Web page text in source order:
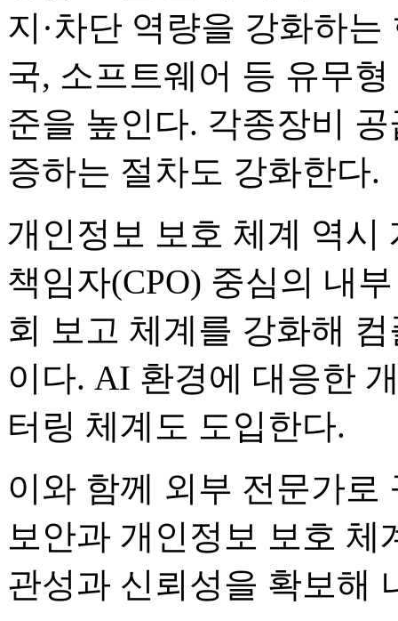
지·차단 역량을 강화하
국, 소프트웨어 등 유무
준을 높인다. 각종장비
증하는 절차도 강화한다.
개인정보 보호 체계 역시
책임자(CPO) 중심의 내
회 보고 체계를 강화해
이다. AI 환경에 대응한
터링 체계도 도입한다.
이와 함께 외부 전문가
보안과 개인정보 보호 체
관성과 신뢰성을 확보해